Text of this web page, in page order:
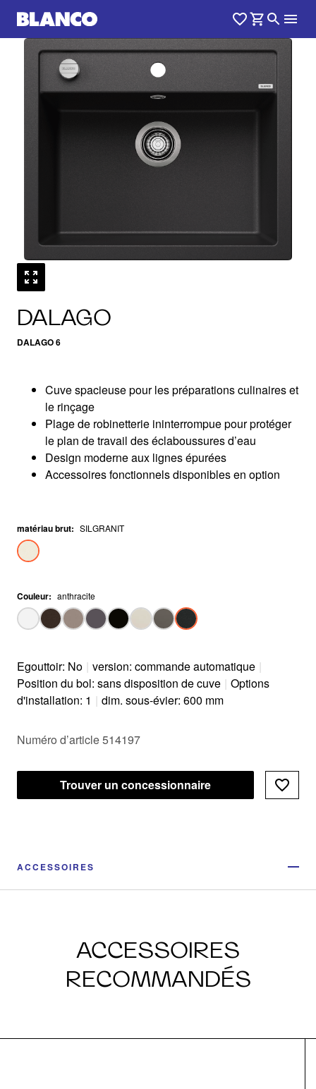
DALAGO
DALAGO 6
1 /0
Cuve spacieuse pour les préparations culinaires et
le rinçage
Plage de robinetterie ininterrompue pour protéger
le plan de travail des éclaboussures d’eau
Design moderne aux lignes épurées
Accessoires fonctionnels disponibles en option
matériau brut: SILGRANIT
Couleur: anthracite
Egouttoir: No | version: commande automatique |
Position du bol: sans disposition de cuve | Options
d'installation: 1 | dim. sous-évier: 600 mm
Numéro d’article 514197
Trouver un concessionnaire
ACCESSOIRES
ACCESSOIRES
RECOMMANDÉS